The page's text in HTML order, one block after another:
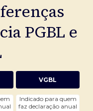
PGBL e
VGBL
Indicado para quem
faz declaração anual